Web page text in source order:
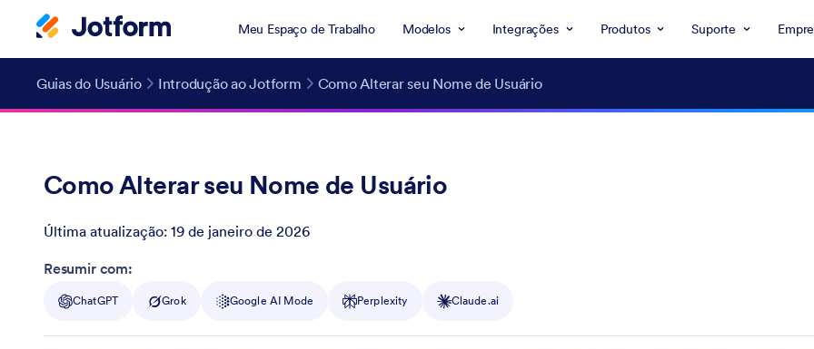
Meu Espaço de Trabalho Modelos Integrações Produtos Suporte
Guias do Usuário Introdução ao Jotform Como Alterar seu Nome de Usuário
Como Alterar seu Nome de Usuário
Última atualização: 19 de janeiro de 2026
Post ID
Resumir com:
ChatGPT Grok Google AI Mode Perplexity Claude.ai